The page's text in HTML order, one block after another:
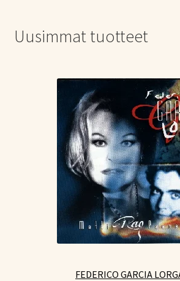
Uusimmat tuotteet
FEDERICO GARCIA